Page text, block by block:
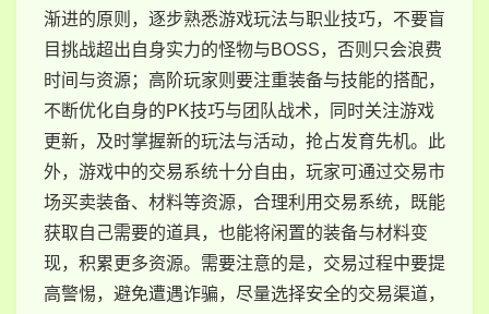
渐进的原则，逐步熟悉游戏玩法与职业技巧，不要盲
目挑战超出自身实力的怪物与BOSS，否则只会浪费
时间与资源；高阶玩家则要注重装备与技能的搭配，
不断优化自身的PK技巧与团队战术，同时关注游戏
更新，及时掌握新的玩法与活动，抢占发育先机。此
外，游戏中的交易系统十分自由，玩家可通过交易市
场买卖装备、材料等资源，合理利用交易系统，既能
获取自己需要的道具，也能将闲置的装备与材料变
现，积累更多资源。需要注意的是，交易过程中要提
高警惕，避免遭遇诈骗，尽量选择安全的交易渠道，